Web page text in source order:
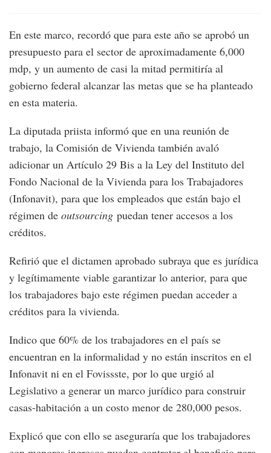
En este marco, recordó que para este año se aprobó un
presupuesto para el sector de aproximadamente 6,000
mdp, y un aumento de casi la mitad permitiría al
gobierno federal alcanzar las metas que se ha planteado
en esta materia.
La diputada priista informó que en una reunión de
trabajo, la Comisión de Vivienda también avaló
adicionar un Artículo 29 Bis a la Ley del Instituto del
Fondo Nacional de la Vivienda para los Trabajadores
(Infonavit), para que los empleados que están bajo el
régimen de outsourcing puedan tener accesos a los
créditos.
Refirió que el dictamen aprobado subraya que es jurídica
y legítimamente viable garantizar lo anterior, para que
los trabajadores bajo este régimen puedan acceder a
créditos para la vivienda.
Indico que 60% de los trabajadores en el país se
encuentran en la informalidad y no están inscritos en el
Infonavit ni en el Fovissste, por lo que urgió al
Legislativo a generar un marco jurídico para construir
casas-habitación a un costo menor de 280,000 pesos.
Explicó que con ello se aseguraría que los trabajadores